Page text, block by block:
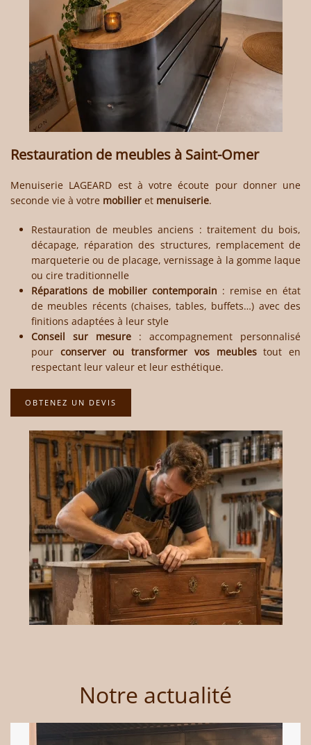
Restauration de meubles à Saint-Omer
Menuiserie LAGEARD est à votre écoute pour donner une
seconde vie à votre mobilier et menuiserie.
Restauration de meubles anciens : traitement du bois,
décapage, réparation des structures, remplacement de
marqueterie ou de placage, vernissage à la gomme laque
ou cire traditionnelle
Réparations de mobilier contemporain : remise en état
de meubles récents (chaises, tables, buffets…) avec des
finitions adaptées à leur style
Conseil sur mesure : accompagnement personnalisé
pour conserver ou transformer vos meublestout en
respectant leur valeur et leur esthétique.
OBTENEZ UN DEVIS
Notre actualité